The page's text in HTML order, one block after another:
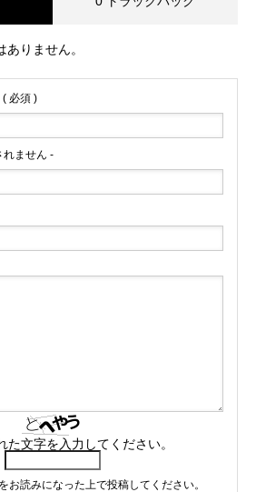
りません。
( 必須 )
れません -
た文字を入力してください。
をお読みになった上で投稿してください。